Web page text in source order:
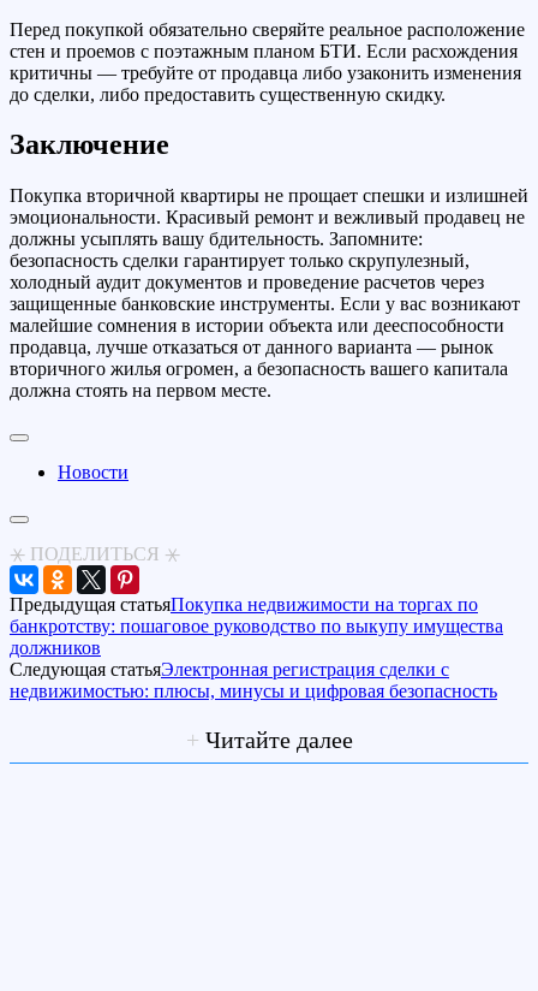
Перед покупкой обязательно сверяйте реальное расположение
стен и проемов с поэтажным планом БТИ. Если расхождения
критичны — требуйте от продавца либо узаконить изменения
до сделки, либо предоставить существенную скидку.
Заключение
Покупка вторичной квартиры не прощает спешки и излишней
эмоциональности. Красивый ремонт и вежливый продавец не
должны усыплять вашу бдительность. Запомните:
безопасность сделки гарантирует только скрупулезный,
холодный аудит документов и проведение расчетов через
защищенные банковские инструменты. Если у вас возникают
малейшие сомнения в истории объекта или дееспособности
продавца, лучше отказаться от данного варианта — рынок
вторичного жилья огромен, а безопасность вашего капитала
должна стоять на первом месте.
Новости
⚹ ПОДЕЛИТЬСЯ ⚹
Предыдущая статьяПокупка недвижимости на торгах по
банкротству: пошаговое руководство по выкупу имущества
должников
Следующая статьяЭлектронная регистрация сделки с
недвижимостью: плюсы, минусы и цифровая безопасность
+ Читайте далее